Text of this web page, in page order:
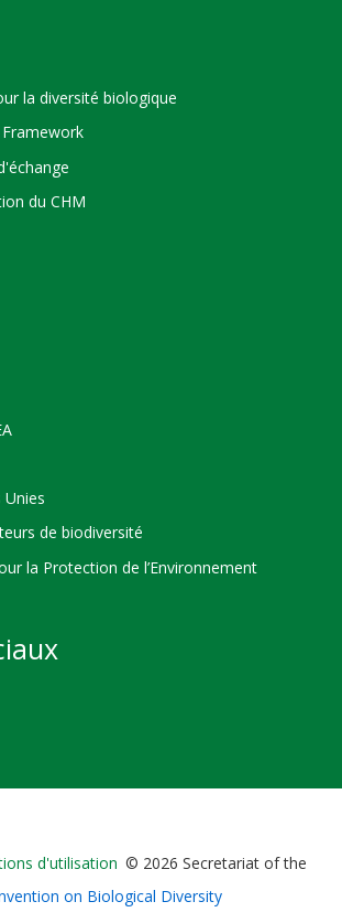
la diversité biologique
du CHM
de biodiversité
la Protection de l’Environnement
Bioland
-
d'utilisation © 2026 Secretariat of the
on Biological Diversity